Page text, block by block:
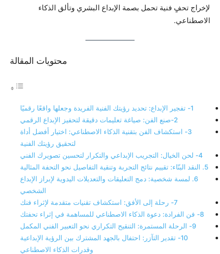
لإخراج تحفٍ فنية تحمل بصمة الإبداع البشري وتألق الذكاء
الاصطناعي.
محتويات المقالة
1- تفجير الإبداع: تحديد رؤيتك الفنية الفريدة وجعلها واقعًا رقميًا
2-صنع الفن: صياغة تعليمات دقيقة لتحفيز الإبداع الرقمي
3- استكشاف الفن بتقنية الذكاء الاصطناعي: اختيار أفضل أداة
لتحقيق رؤيتك الفنية
4- لحن الخيال: التجريب الإبداعي والتكرار لتحسين تصويرك الفني
5. النقد البنّاء: تقييم نتائج التجربة وتنقية التفاصيل نحو التحفة المثالية
6. لمسة شخصية: دمج التعليقات والتعديلات اليدوية لإبراز الإبداع
الشخصي
7- رحلة إلى الأفق: استكشاف تقنيات متقدمة لإثراء فنك
8- فن الفرادة: دعوة الذكاء الاصطناعي للمساهمة في إثراء تحفتك
9- الرحلة المستمرة: التنقيح التكراري نحو التعبير الفني المكمل
10- تقدير التآزر: احتفال بالجهد المشترك بين الرؤية الإبداعية
وقدرات الذكاء الاصطناعي